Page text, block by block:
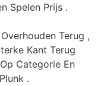
Spelen Prijs .
Terug ,
Kant Terug
Categorie En
.